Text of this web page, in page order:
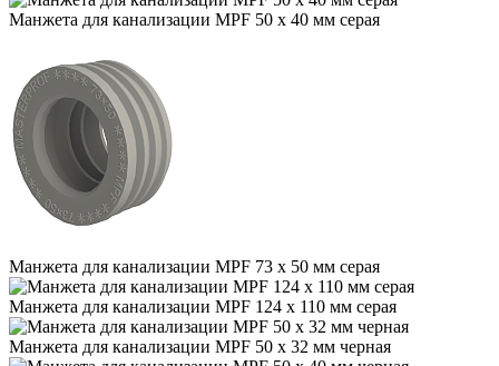
Манжета для канализации MPF 50 х 40 мм серая
Манжета для канализации MPF 73 х 50 мм серая
Манжета для канализации MPF 124 х 110 мм серая
Манжета для канализации MPF 50 х 32 мм черная